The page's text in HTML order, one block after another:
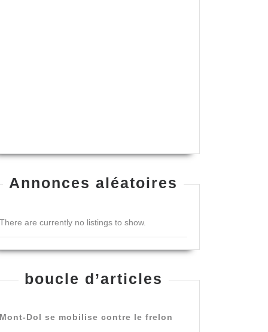
Annonces aléatoires
There are currently no listings to show.
boucle d’articles
Mont-Dol se mobilise contre le frelon